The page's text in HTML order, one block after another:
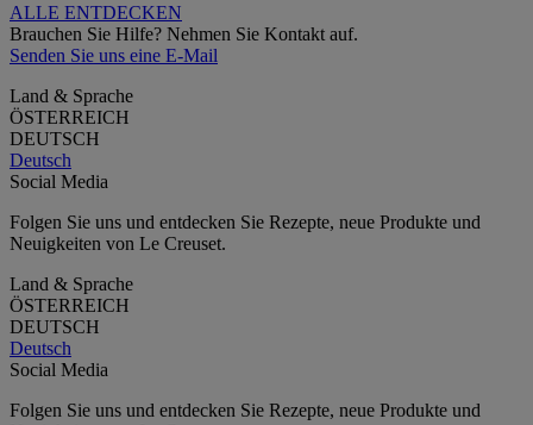
ALLE ENTDECKEN
Brauchen Sie Hilfe? Nehmen Sie Kontakt auf.
Senden Sie uns eine E-Mail
Land & Sprache
ÖSTERREICH
DEUTSCH
Deutsch
Social Media
Folgen Sie uns und entdecken Sie Rezepte, neue Produkte und
Neuigkeiten von Le Creuset.
Land & Sprache
ÖSTERREICH
DEUTSCH
Deutsch
Social Media
Folgen Sie uns und entdecken Sie Rezepte, neue Produkte und